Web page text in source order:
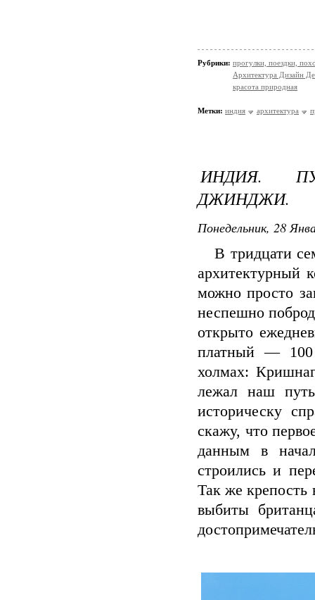
Рубрики: прогулки, поездки,
Архитектура Дизайн
красота природная
Метки: индия архитектура
ИНДИЯ.
ДЖИНДЖИ.
Понедельник, 28
В тридцати
архитектурный
можно просто
неспешно
открыто
платный — 100
холмах:
лежал наш
историческу
скажу, что
данным в
строились и
Так же крепость
выбиты